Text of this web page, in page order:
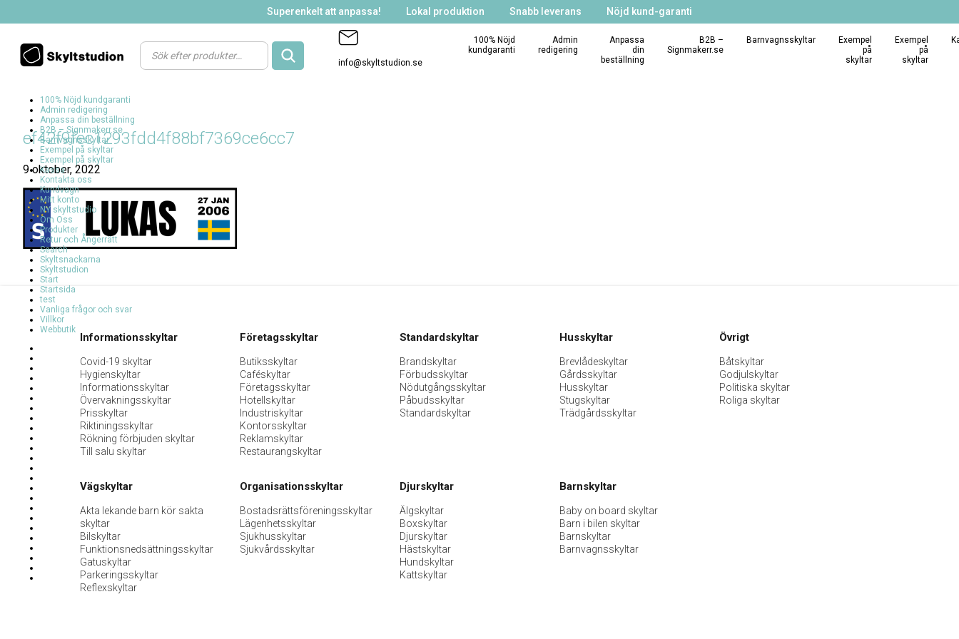
Superenkelt att anpassa! Lokal produktion Snabb leverans Nöjd kund-garanti
Products
search
info@skyltstudion.se
100% Nöjd
kundgaranti
Admin
redigering
Anpassa
din
beställning
B2B –
Signmakerr.se
Barnvagnsskyltar
Exempel
på
skyltar
Exempel
på
skyltar
100% Nöjd kundgaranti
Admin redigering
Anpassa din beställning
B2B – Signmakerr.se
Barnvagnsskyltar
Exempel på skyltar
Exempel på skyltar
Kassa
Kontakta oss
Kundvagn
Mitt konto
NY skyltstudio
Om Oss
Produkter
Retur och Ångerrätt
Search
Skyltsnackarna
Skyltstudion
Start
Startsida
test
Vanliga frågor och svar
Villkor
Webbutik
ef42f9fec1293fdd4f88bf7369ce6cc7
9 oktober, 2022
Informationsskyltar
Covid-19 skyltar
Hygienskyltar
Informationsskyltar
Övervakningsskyltar
Prisskyltar
Riktiningsskyltar
Rökning förbjuden skyltar
Till salu skyltar
Företagsskyltar
Butiksskyltar
Caféskyltar
Företagsskyltar
Hotellskyltar
Industriskyltar
Kontorsskyltar
Reklamskyltar
Restaurangskyltar
Standardskyltar
Brandskyltar
Förbudsskyltar
Nödutgångsskyltar
Påbudsskyltar
Standardskyltar
Husskyltar
Brevlådeskyltar
Gårdsskyltar
Husskyltar
Stugskyltar
Trädgårdsskyltar
Övrigt
Båtskyltar
Godjulskyltar
Politiska skyltar
Roliga skyltar
Vägskyltar
Akta lekande barn kör sakta
skyltar
Bilskyltar
Funktionsnedsättningsskyltar
Gatuskyltar
Parkeringsskyltar
Reflexskyltar
Organisationsskyltar
Bostadsrättsföreningsskyltar
Lägenhetsskyltar
Sjukhusskyltar
Sjukvårdsskyltar
Djurskyltar
Älgskyltar
Boxskyltar
Djurskyltar
Hästskyltar
Hundskyltar
Kattskyltar
Barnskyltar
Baby on board skyltar
Barn i bilen skyltar
Barnskyltar
Barnvagnsskyltar